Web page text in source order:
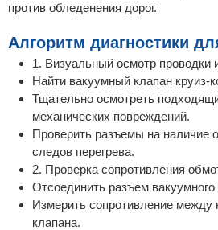
против обледенения дорог.
Алгоритм диагностики
1. Визуальный осмотр проводки
Найти вакуумный клапан круиз-
Тщательно осмотреть
механических повреждений.
Проверить разъемы на наличие
следов перегрева.
2. Проверка сопротивления
Отсоединить разъем вакуумного
Измерить сопротивление между
клапана.